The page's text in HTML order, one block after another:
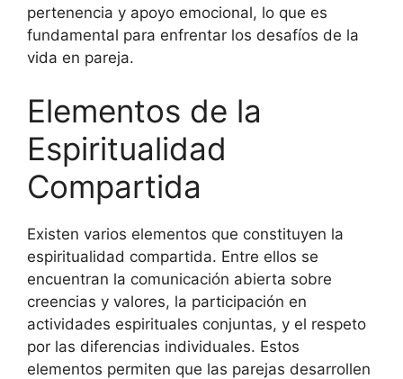
pertenencia y apoyo emocional, lo que es
fundamental para enfrentar los desafíos de la
vida en pareja.
Elementos de la
Espiritualidad
Compartida
Existen varios elementos que constituyen la
espiritualidad compartida. Entre ellos se
encuentran la comunicación abierta sobre
creencias y valores, la participación en
actividades espirituales conjuntas, y el respeto
por las diferencias individuales. Estos
elementos permiten que las parejas desarrollen